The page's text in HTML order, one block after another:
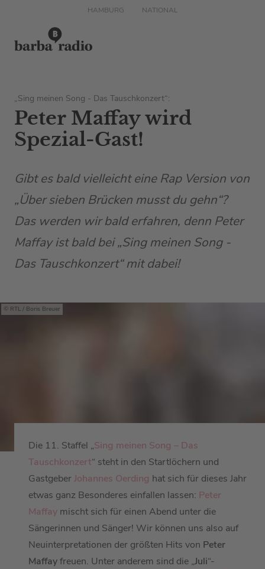
HAMBURG NATIONAL
„Sing meinen Song - Das Tauschkonzert“:
Peter Maffay wird
Spezial-Gast!
Gibt es bald vielleicht eine Rap Version von
„Über sieben Brücken musst du gehn“?
Das werden wir bald erfahren, denn Peter
Maffay ist bald bei „Sing meinen Song -
Das Tauschkonzert“ mit dabei!
RTL / Boris Breuer
Die 11. Staffel „Sing meinen Song – Das
Tauschkonzert“ steht in den Startlöchern und
GastgeberJohannes Oerding hat sich für dieses Jahr
etwas ganz Besonderes einfallen lassen: Peter
Maffay mischt sich für einen Abend unter die
Sängerinnen und Sänger! Wir können uns also auf
Neuinterpretationen der größten Hits von Peter
Maffayfreuen. Unter anderem sind die „Juli“-